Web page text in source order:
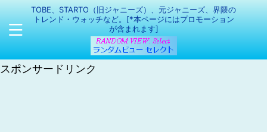
TOBE、STARTO（旧ジャニーズ）、元ジャニーズ、界隈の
トレンド・ウォッチなど。[*本ページにはプロモーション
が含まれます]
スポンサードリンク